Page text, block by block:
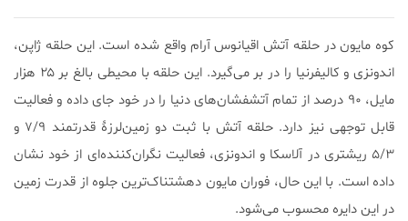
کوه مایون در حلقه آتش اقیانوس آرام واقع شده است. این حلقه ژاپن،
اندونزی و کالیفرنیا را در بر می‌گیرد. این حلقه با محیطی بالغ بر ۲۵ هزار
مایل، ۹۰ درصد از تمام آتشفشان‌های دنیا را در خود جای داده و فعالیت
قابل توجهی نیز دارد. حلقه آتش با ثبت دو زمین‌لرزۀ قدرتمند ۷/۹ و
۵/۳ ریشتری در آلاسکا و اندونزی، فعالیت نگران‌کننده‌ای از خود نشان
داده است. با این حال، فوران مایون دهشتناک‌ترین جلوه از قدرت زمین
در این دایره محسوب می‌شود.